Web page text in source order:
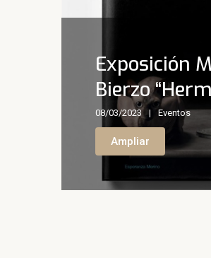
Exposición
Bierzo
08/03/2023 Eventos
Ampliar